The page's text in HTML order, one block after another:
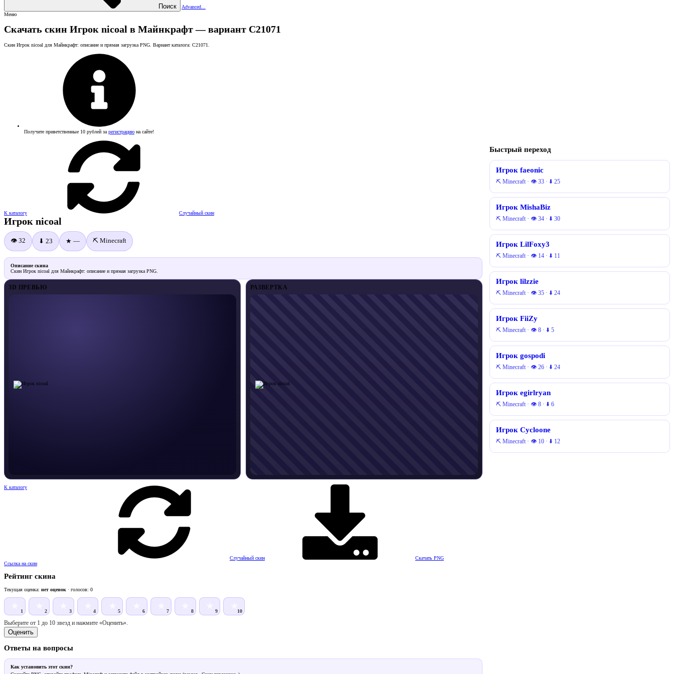
Поиск
Advanced...
Меню
Скачать скин Игрок nicoal в Майнкрафт — вариант C21071
Скин Игрок nicoal для Майнкрафт: описание и прямая загрузка PNG. Вариант каталога: C21071.
Получите приветственные 10 рублей за регистрацию на сайте!
К каталогу Случайный скин
Игрок nicoal
👁 32 ⬇ 23 ★ — ⛏️ Minecraft
Описание скина
Скин Игрок nicoal для Майнкрафт: описание и прямая загрузка PNG.
3D ПРЕВЬЮ РАЗВЕРТКА
К каталогу
Случайный скин
Скачать PNG
Ссылка на скин
Рейтинг скина
Текущая оценка: нет оценок · голосов: 0
1 2 3 4 5 6 7 8 9 10
Выберите от 1 до 10 звезд и нажмите «Оценить».
Оценить
Ответы на вопросы
Как установить этот скин?
Быстрый переход
Игрок faeonic
⛏️ Minecraft · 👁 33 · ⬇ 25
Игрок MishaBiz
⛏️ Minecraft · 👁 34 · ⬇ 30
Игрок LilFoxy3
⛏️ Minecraft · 👁 14 · ⬇ 11
Игрок lilzzie
⛏️ Minecraft · 👁 35 · ⬇ 24
Игрок FiiZy
⛏️ Minecraft · 👁 8 · ⬇ 5
Игрок gospodi
⛏️ Minecraft · 👁 26 · ⬇ 24
Игрок egirlryan
⛏️ Minecraft · 👁 8 · ⬇ 6
Игрок Cycloone
⛏️ Minecraft · 👁 10 · ⬇ 12